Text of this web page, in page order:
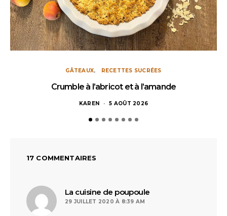
GÂTEAUX RECETTES SUCRÉES
Crumble à l’abricot et à l’amande
KAREN 5 AOÛT 2026
17 COMMENTAIRES
La cuisine de poupoule
29 JUILLET 2020 À 8:39 AM